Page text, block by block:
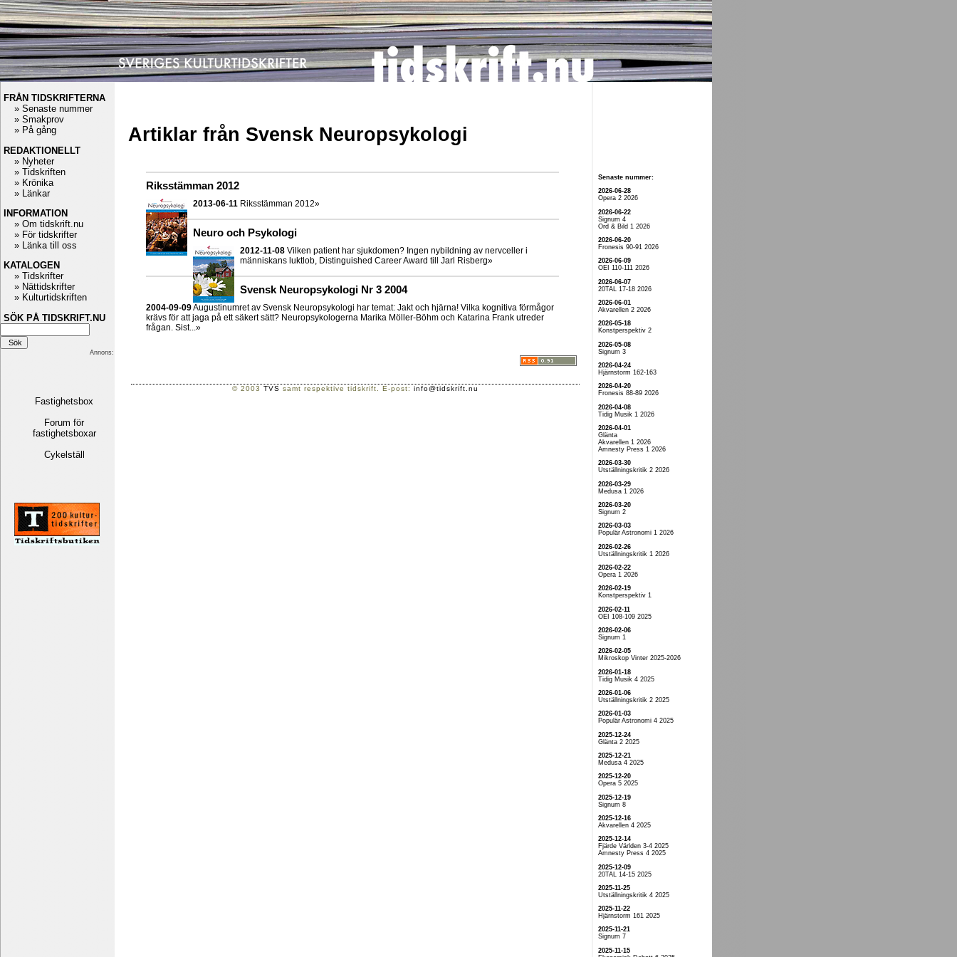
Artiklar från Svensk Neuropsykologi
Riksstämman 2012
2013-06-11 Riksstämman 2012»
Neuro och Psykologi
2012-11-08 Vilken patient har sjukdomen? Ingen nybildning av nervceller i
människans luktlob, Distinguished Career Award till Jarl Risberg»
Svensk Neuropsykologi Nr 3 2004
2004-09-09Augustinumret av Svensk Neuropsykologi har temat: Jakt och hjärna! Vilka kognitiva förmågor
krävs för att jaga på ett säkert sätt? Neuropsykologerna Marika Möller-Böhm och Katarina Frank utreder
frågan. Sist...»
© 2003 TVS samt respektive tidskrift. E-post: info@tidskrift.nu
FRÅN TIDSKRIFTERNA
» Senaste nummer
» Smakprov
» På gång
REDAKTIONELLT
» Nyheter
» Tidskriften
» Krönika
» Länkar
INFORMATION
» Om tidskrift.nu
» För tidskrifter
» Länka till oss
KATALOGEN
» Tidskrifter
» Nättidskrifter
» Kulturtidskriften
SÖK PÅ TIDSKRIFT.NU
Annons:
Fastighetsbox
Forum för
fastighetsboxar
Cykelställ
Senaste nummer:
2026-06-28
Opera 2 2026
2026-06-22
Signum 4
Ord & Bild 1 2026
2026-06-20
Fronesis 90-91 2026
2026-06-09
OEI 110-111 2026
2026-06-07
20TAL 17-18 2026
2026-06-01
Akvarellen 2 2026
2026-05-18
Konstperspektiv 2
2026-05-08
Signum 3
2026-04-24
Hjärnstorm 162-163
2026-04-20
Fronesis 88-89 2026
2026-04-08
Tidig Musik 1 2026
2026-04-01
Glänta
Akvarellen 1 2026
Amnesty Press 1 2026
2026-03-30
Utställningskritik 2 2026
2026-03-29
Medusa 1 2026
2026-03-20
Signum 2
2026-03-03
Populär Astronomi 1 2026
2026-02-26
Utställningskritik 1 2026
2026-02-22
Opera 1 2026
2026-02-19
Konstperspektiv 1
2026-02-11
OEI 108-109 2025
2026-02-06
Signum 1
2026-02-05
Mikroskop Vinter 2025-2026
2026-01-18
Tidig Musik 4 2025
2026-01-06
Utställningskritik 2 2025
2026-01-03
Populär Astronomi 4 2025
2025-12-24
Glänta 2 2025
2025-12-21
Medusa 4 2025
2025-12-20
Opera 5 2025
2025-12-19
Signum 8
2025-12-16
Akvarellen 4 2025
2025-12-14
Fjärde Världen 3-4 2025
Amnesty Press 4 2025
2025-12-09
20TAL 14-15 2025
2025-11-25
Utställningskritik 4 2025
2025-11-22
Hjärnstorm 161 2025
2025-11-21
Signum 7
2025-11-15